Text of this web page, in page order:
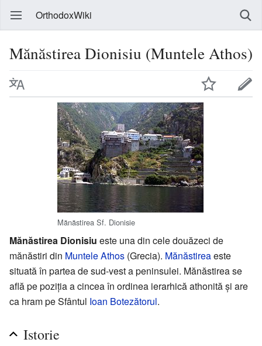
OrthodoxWiki
Mănăstirea Dionisiu (Muntele Athos)
Mănăstirea Sf. Dionisie
Mănăstirea Dionisiu este una din cele douăzeci de
mănăstiri din Muntele Athos (Grecia). Mănăstireaeste
situată în partea de sud-vest a peninsulei. Mănăstirea se
află pe poziţia a cincea în ordinea ierarhică athonită şi are
ca hram pe Sfântul Ioan Botezătorul.
Istorie